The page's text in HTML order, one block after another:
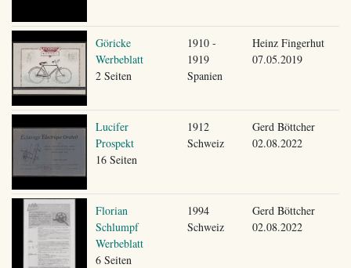
Göricke
Werbeblatt
2 Seiten
1910 -
1919
Spanien
Heinz Fingerhut
07.05.2019
Lucifer
Prospekt
16 Seiten
1912
Schweiz
Gerd Böttcher
02.08.2022
Florian
Schlumpf
Werbeblatt
6 Seiten
1994
Schweiz
Gerd Böttcher
02.08.2022